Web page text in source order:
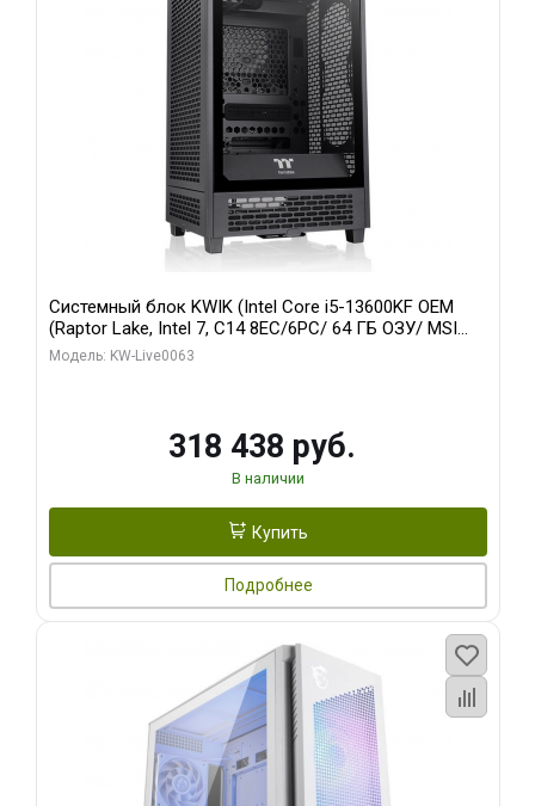
Системный блок KWIK (Intel Core i5-13600KF OEM
(Raptor Lake, Intel 7, C14 8EC/6PC/ 64 ГБ ОЗУ/ MSI
RTX5080 VENTUS 3X OC 16GB GDDR7 256bit 3xDP
Модель: KW-Live0063
318 438 руб.
В наличии
Купить
Подробнее